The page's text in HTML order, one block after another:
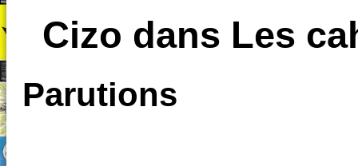
Cizo dans Les
Parutions